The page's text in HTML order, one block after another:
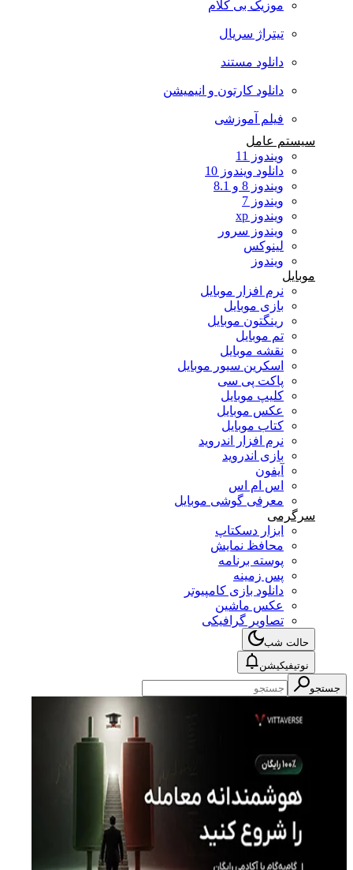
موزیک بی کلام
تیتراژ سریال
دانلود مستند
دانلود کارتون و انیمیشن
فیلم آموزشی
سیستم عامل
ویندوز 11
دانلود ویندوز 10
ویندوز 8 و 8.1
ویندوز 7
ویندوز xp
ویندوز سرور
لینوکس
ویندوز
موبایل
نرم افزار موبایل
بازی موبایل
رینگتون موبایل
تم موبایل
نقشه موبایل
اسکرین سیور موبایل
پاکت پی سی
کلیپ موبایل
عکس موبایل
کتاب موبایل
نرم افزار اندروید
بازی اندروید
آیفون
اس ام اس
معرفی گوشی موبایل
سرگرمی
ابزار دسکتاپ
محافظ نمایش
پوسته برنامه
پس زمینه
دانلود بازی کامپیوتر
عکس ماشین
تصاویر گرافیکی
حالت شب
نوتیفیکیشن
جستجو